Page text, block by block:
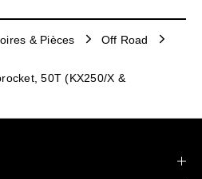
& Pièces
Off Road
50T (KX250/X &